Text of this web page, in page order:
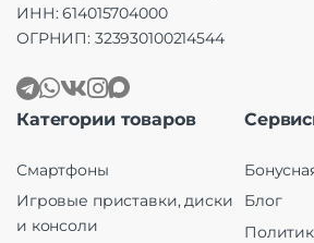
ИНН: 614015704000
ОГРНИП: 323930100214544
Категории товаров
Смартфоны
Игровые приставки, диски
и консоли
Блог